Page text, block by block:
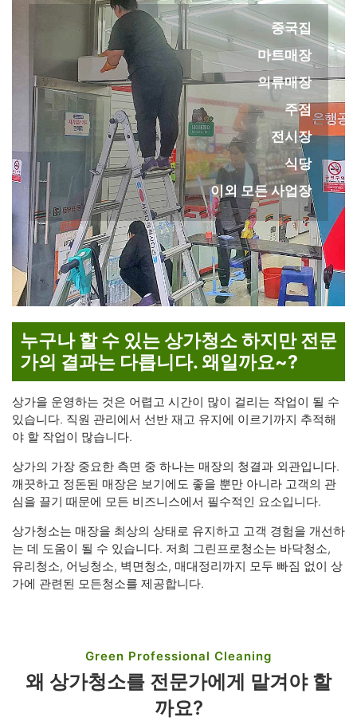
중국집
마트매장
의류매장
주점
전시장
식당
이외 모든 사업장
누구나 할 수 있는 상가청소 하지만 전문
가의 결과는 다릅니다. 왜일까요~?
상가을 운영하는 것은 어렵고 시간이 많이 걸리는 작업이 될 수
있습니다. 직원 관리에서 선반 재고 유지에 이르기까지 추적해
야 할 작업이 많습니다.
상가의 가장 중요한 측면 중 하나는 매장의 청결과 외관입니다.
깨끗하고 정돈된 매장은 보기에도 좋을 뿐만 아니라 고객의 관
심을 끌기 때문에 모든 비즈니스에서 필수적인 요소입니다.
상가청소는 매장을 최상의 상태로 유지하고 고객 경험을 개선하
는 데 도움이 될 수 있습니다. 저희 그린프로청소는 바닥청소,
유리청소, 어닝청소, 벽면청소, 매대정리까지 모두 빠짐 없이 상
가에 관련된 모든청소를 제공합니다.
Green Professional Cleaning
왜 상가청소를 전문가에게 맡겨야 할
까요?